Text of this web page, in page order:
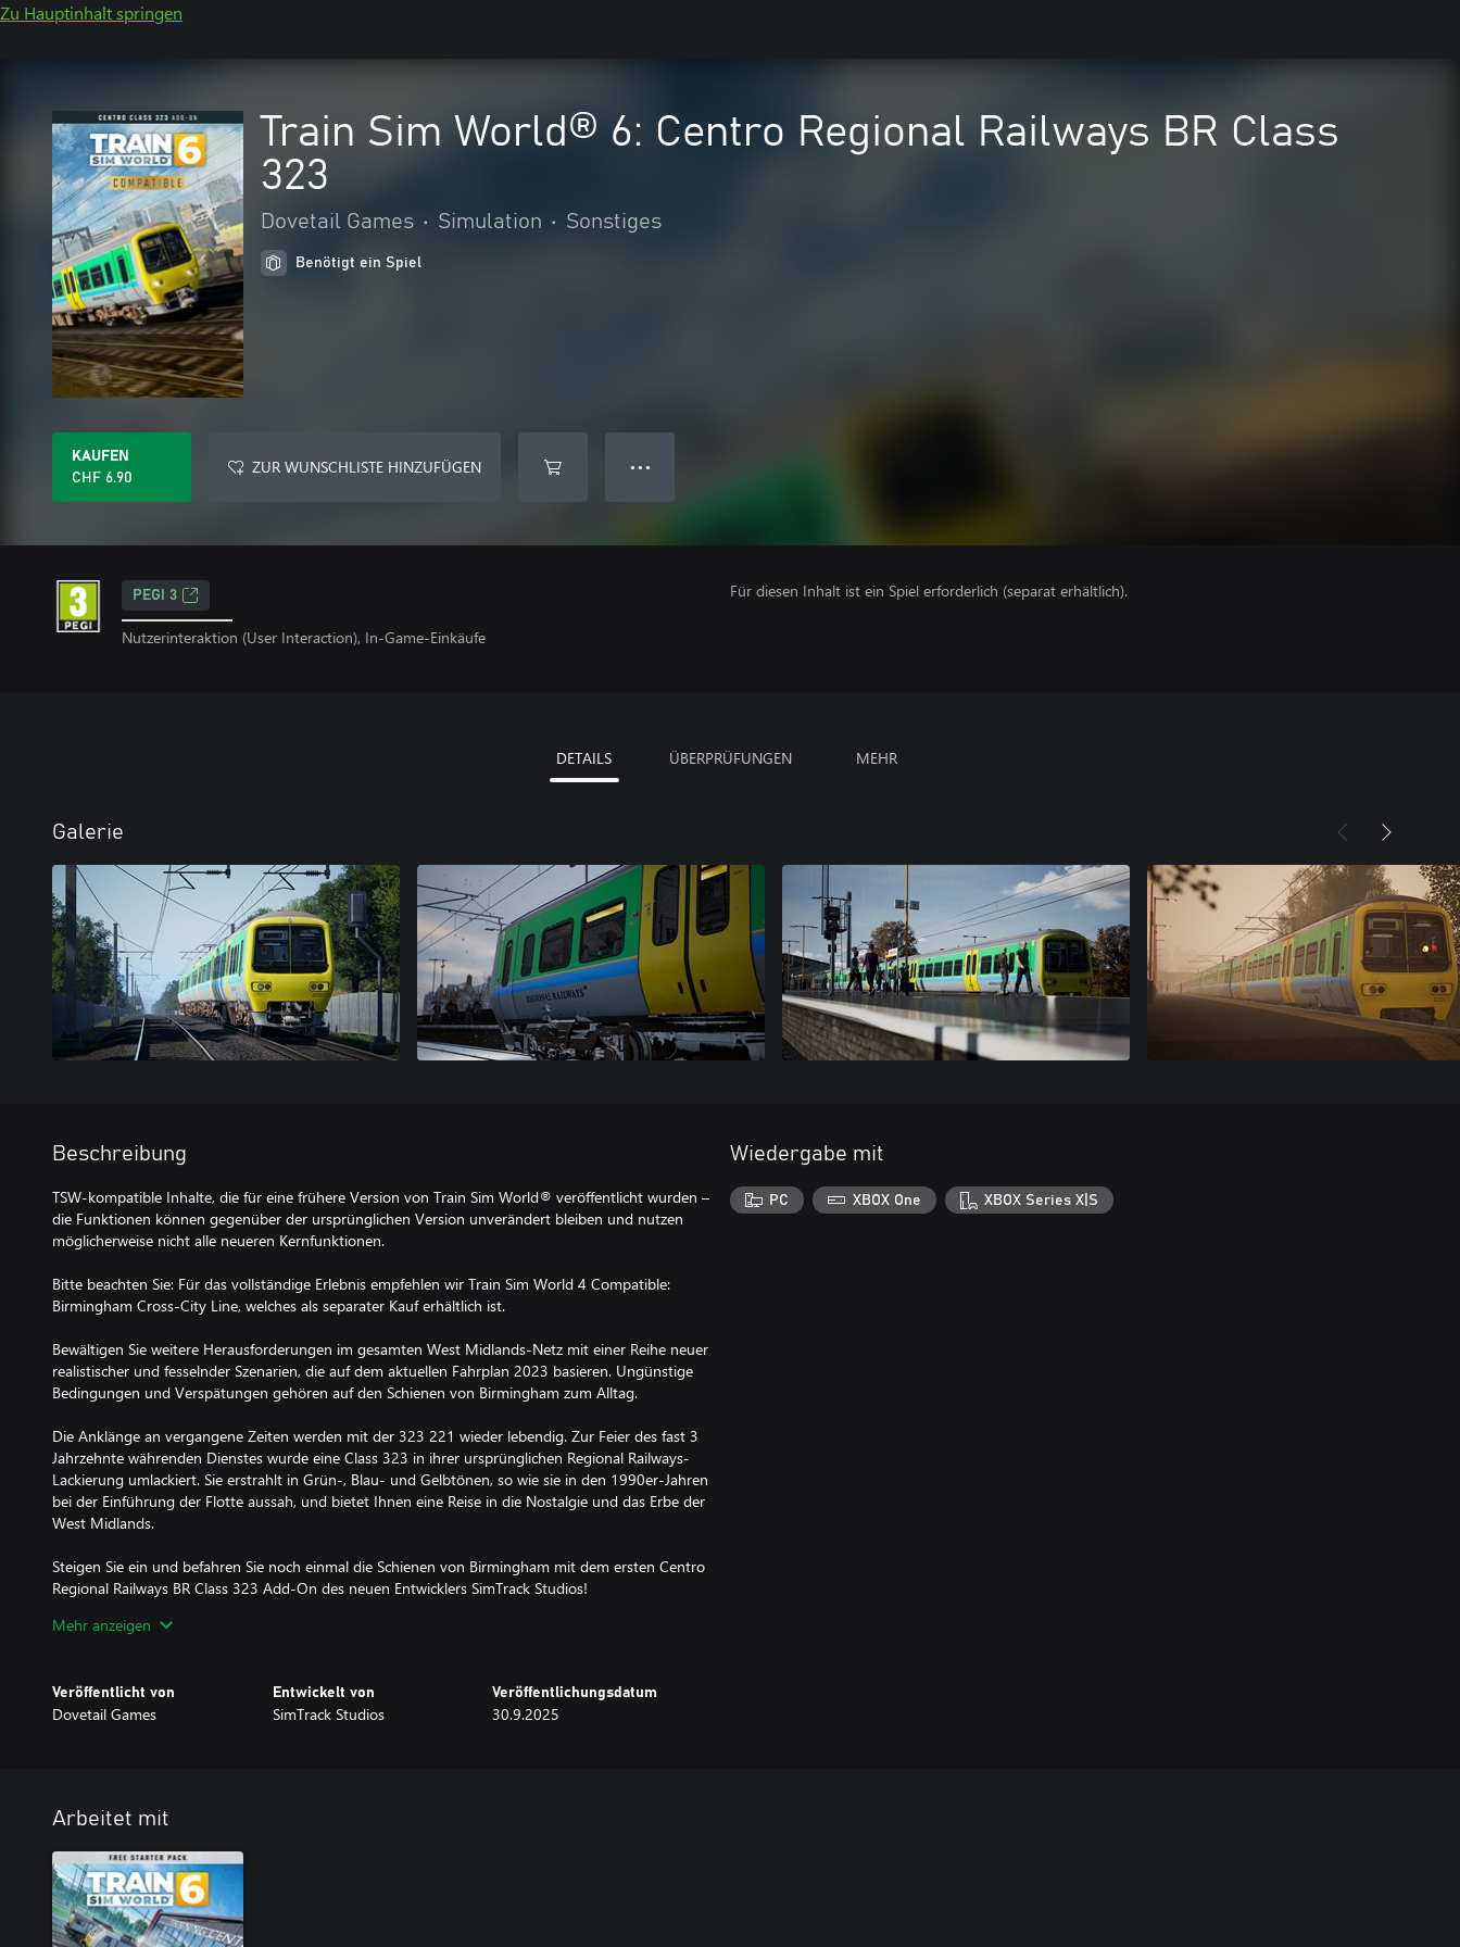
Zu Hauptinhalt springen
Train Sim World® 6: Centro Regional Railways BR Class
323
Dovetail Games • Simulation • Sonstiges
Benötigt ein Spiel
KAUFEN
CHF 6.90
ZUR WUNSCHLISTE HINZUFÜGEN ● ● ●
PEGI 3
Nutzerinteraktion (User Interaction), In-Game-Einkäufe
Für diesen Inhalt ist ein Spiel erforderlich (separat erhältlich).
DETAILS ÜBERPRÜFUNGEN MEHR
Galerie
Beschreibung
TSW-kompatible Inhalte, die für eine frühere Version von Train Sim World® veröffentlicht wurden –
die Funktionen können gegenüber der ursprünglichen Version unverändert bleiben und nutzen
möglicherweise nicht alle neueren Kernfunktionen.
Bitte beachten Sie: Für das vollständige Erlebnis empfehlen wir Train Sim World 4 Compatible:
Birmingham Cross-City Line, welches als separater Kauf erhältlich ist.
Bewältigen Sie weitere Herausforderungen im gesamten West Midlands-Netz mit einer Reihe neuer
realistischer und fesselnder Szenarien, die auf dem aktuellen Fahrplan 2023 basieren. Ungünstige
Bedingungen und Verspätungen gehören auf den Schienen von Birmingham zum Alltag.
Die Anklänge an vergangene Zeiten werden mit der 323 221 wieder lebendig. Zur Feier des fast 3
Jahrzehnte währenden Dienstes wurde eine Class 323 in ihrer ursprünglichen Regional Railways-
Lackierung umlackiert. Sie erstrahlt in Grün-, Blau- und Gelbtönen, so wie sie in den 1990er-Jahren
bei der Einführung der Flotte aussah, und bietet Ihnen eine Reise in die Nostalgie und das Erbe der
West Midlands.
Steigen Sie ein und befahren Sie noch einmal die Schienen von Birmingham mit dem ersten Centro
Regional Railways BR Class 323 Add-On des neuen Entwicklers SimTrack Studios!
Mehr anzeigen
Veröffentlicht von
Dovetail Games
Entwickelt von
SimTrack Studios
Veröffentlichungsdatum
30.9.2025
Wiedergabe mit
PC XBOX One XBOX Series X|S
Arbeitet mit